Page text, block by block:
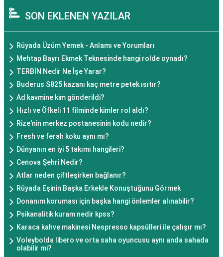
SON EKLENEN YAZILAR
Rüyada Üzüm Yemek - Anlamı ve Yorumları
Mehtap Bayrı Ekmek Teknesinde hangi rolde oynadı?
TERBİN Nedir Ne İşe Yarar?
Buderus S825 kazanı kaç metre petek ısıtır?
Ad kavmine kim gönderildi?
Hızlı ve Öfkeli 11 filminde kimler rol aldı?
Rize'nin merkez postanesinin kodu nedir?
Fresh ve ferah koku aynı mı?
Dünyanın en iyi 5 takımı hangileri?
Cenova Şehri Nedir?
Atlar neden çiftleşirken bağlanır?
Rüyada Eşinin Başka Erkekle Konuştuğunu Görmek
Donanım koruması için başka hangi önlemler alınabilir?
Psikanalitik kuram nedir kpss?
Karaca kahve makinesi Nespresso kapsülleri ile çalışır mı?
Voleybolda libero ve orta saha oyuncusu aynı anda sahada
olabilir mi?